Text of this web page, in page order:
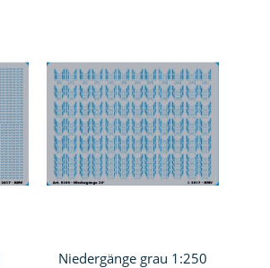
Niedergänge grau 1:250